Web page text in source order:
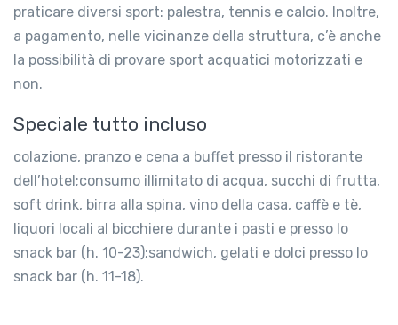
praticare diversi sport: palestra, tennis e calcio. Inoltre,
a pagamento, nelle vicinanze della struttura, c’è anche
la possibilità di provare sport acquatici motorizzati e
non.
Speciale tutto incluso
colazione, pranzo e cena a buffet presso il ristorante
dell’hotel;consumo illimitato di acqua, succhi di frutta,
soft drink, birra alla spina, vino della casa, caffè e tè,
liquori locali al bicchiere durante i pasti e presso lo
snack bar (h. 10-23);sandwich, gelati e dolci presso lo
snack bar (h. 11-18).